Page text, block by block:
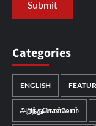
Categories
ENGLISH
அறிந்துகொள்வோம்